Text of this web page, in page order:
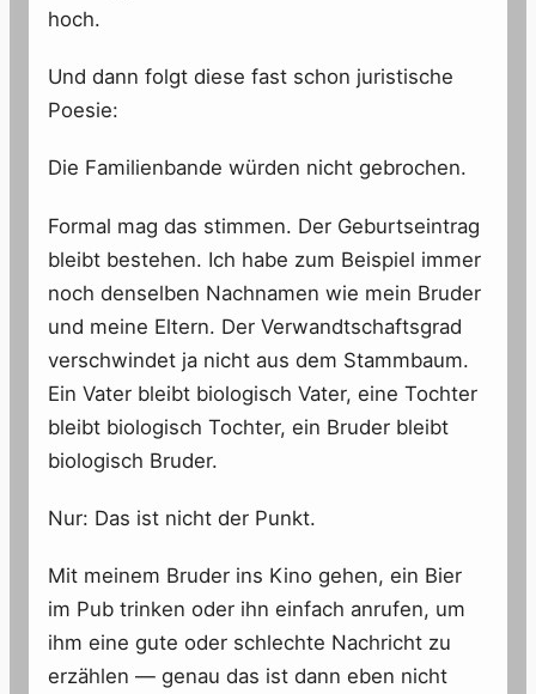
hoch.
Und dann folgt diese fast schon juristische
Poesie:
Die Familienbande würden nicht gebrochen.
Formal mag das stimmen. Der Geburtseintrag
bleibt bestehen. Ich habe zum Beispiel immer
noch denselben Nachnamen wie mein Bruder
und meine Eltern. Der Verwandtschaftsgrad
verschwindet ja nicht aus dem Stammbaum.
Ein Vater bleibt biologisch Vater, eine Tochter
bleibt biologisch Tochter, ein Bruder bleibt
biologisch Bruder.
Nur: Das ist nicht der Punkt.
Mit meinem Bruder ins Kino gehen, ein Bier
im Pub trinken oder ihn einfach anrufen, um
ihm eine gute oder schlechte Nachricht zu
erzählen — genau das ist dann eben nicht